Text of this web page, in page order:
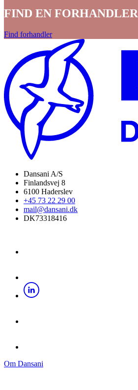
FIND EN FORHANDLER
Find forhandler
Dansani A/S
Finlandsvej 8
6100 Haderslev
+45 73 22 29 00
mail@dansani.dk
DK73318416
Om Dansani